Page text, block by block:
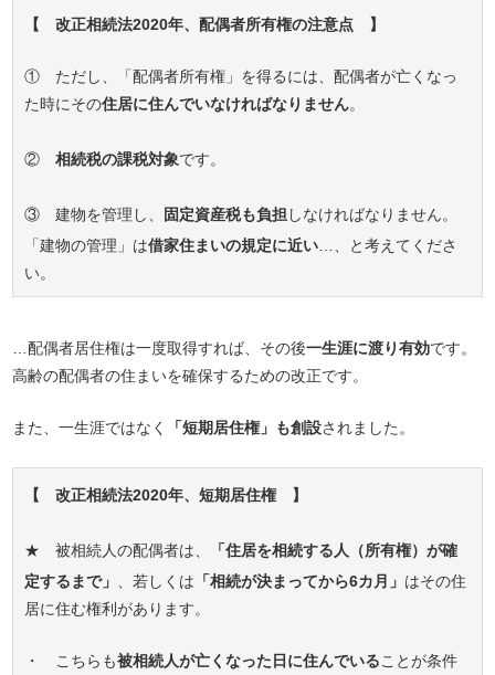
【 改正相続法2020年、配偶者所有権の注意点 】
① ただし、「配偶者所有権」を得るには、配偶者が亡くなっ
た時にその住居に住んでいなければなりません。
②相続税の課税対象です。
③ 建物を管理し、 固定資産税も負担しなければなりません。
「建物の管理」は借家住まいの規定に近い…、と考えてくださ
い。
…配偶者居住権は一度取得すれば、その後一生涯に渡り有効です。
高齢の配偶者の住まいを確保するための改正です。
また、一生涯ではなく 「短期居住権」も創設されました。
【 改正相続法2020年、短期居住権 】
★ 被相続人の配偶者は、
「住居を相続する人（所有権）が確
定するまで」 、若しくは 「相続が決まってから6カ月」 はその住
居に住む権利があります。
・ こちらも被相続人が亡くなった日に住んでいることが条件